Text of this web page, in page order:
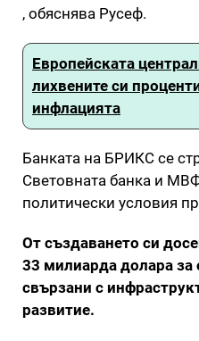
, обяснява Русеф.
Европейската
лихвените си
инфлацията
Банката на БРИКС се
Световната банка и
политически условия
От създаването си
33 милиарда долара
свързани с
развитие.